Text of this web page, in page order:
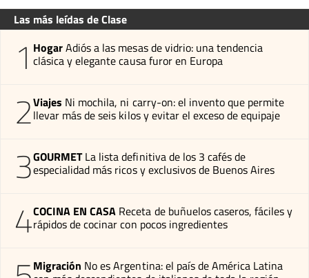
Las más leídas de Clase
1 HogarAdiós a las mesas de vidrio: una tendencia
clásica y elegante causa furor en Europa
2Viajes Ni mochila, ni carry-on: el invento que permite
llevar más de seis kilos y evitar el exceso de equipaje
3GOURMET La lista definitiva de los 3 cafés de
especialidad más ricos y exclusivos de Buenos Aires
4COCINA EN CASA Receta de buñuelos caseros, fáciles y
rápidos de cocinar con pocos ingredientes
Migración No es Argentina: el país de América Latina